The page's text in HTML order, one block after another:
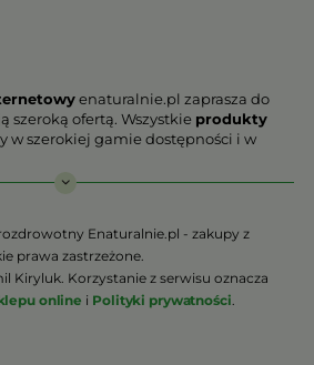
enaturalnie.pl zaprasza do
szeroką ofertą. Wszystkie produkty
w szerokiej gamie dostępności i w
się najwyższą jakością.
na jakość i bezpieczeństwo
zadbać o swoją zdrową przyszłość już
zdrowa żywność.
Enaturalnie.pl - zakupy z
prawa zastrzeżone.
Kiryluk. Korzystanie z serwisu oznacza
online i Polityki prywatności